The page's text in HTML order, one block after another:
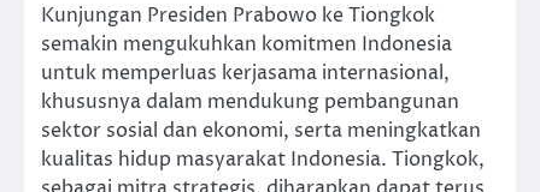
Kunjungan Presiden Prabowo ke Tiongkok
semakin mengukuhkan komitmen Indonesia
untuk memperluas kerjasama internasional,
khususnya dalam mendukung pembangunan
sektor sosial dan ekonomi, serta meningkatkan
kualitas hidup masyarakat Indonesia. Tiongkok,